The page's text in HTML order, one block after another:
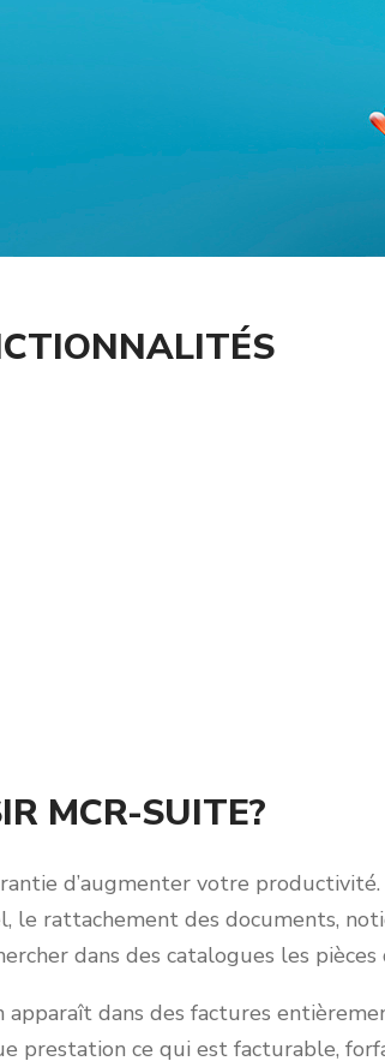
MCR-SUITE?
d’augmenter votre productivité.
le rattachement des documents,
dans des catalogues les
dans des factures
prestation ce qui est facturable,